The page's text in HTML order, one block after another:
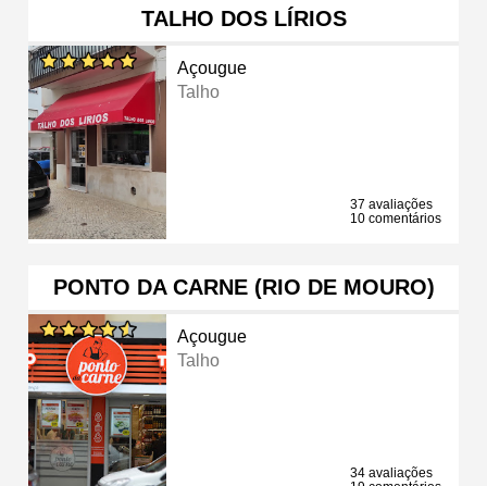
TALHO DOS LÍRIOS
Açougue
Talho
37 avaliações
10 comentários
PONTO DA CARNE (RIO DE MOURO)
Açougue
Talho
34 avaliações